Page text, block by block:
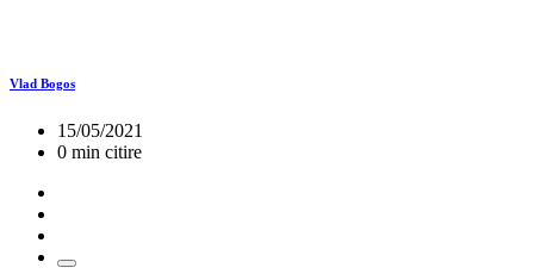
Vlad Bogos
15/05/2021
0 min citire